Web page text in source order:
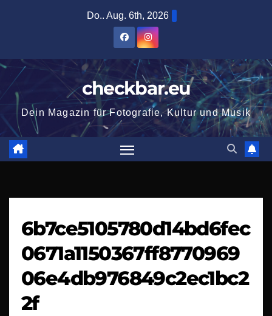
Do.. Aug. 6th, 2026
checkbar.eu
Dein Magazin für Fotografie, Kultur und Musik
6b7ce5105780d14bd6fec
0671a1150367ff8770969
06e4db976849c2ec1bc2
2f